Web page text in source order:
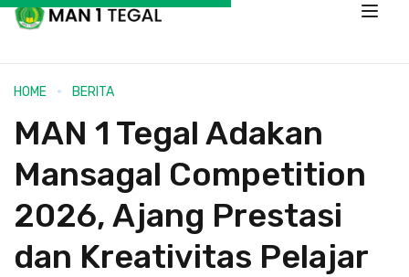
HOME BERITA
MAN 1 Tegal Adakan
Mansagal Competition
2026, Ajang Prestasi
dan Kreativitas Pelajar